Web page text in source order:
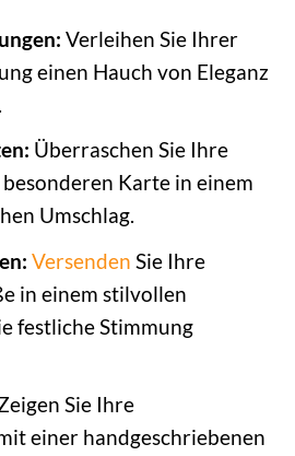
Verleihen Sie Ihrer
einen Hauch von Eleganz
Überraschen Sie Ihre
Karte in einem
Umschlag.
Versenden Sie Ihre
in einem stilvollen
festliche Stimmung
Sie Ihre
einer handgeschriebenen